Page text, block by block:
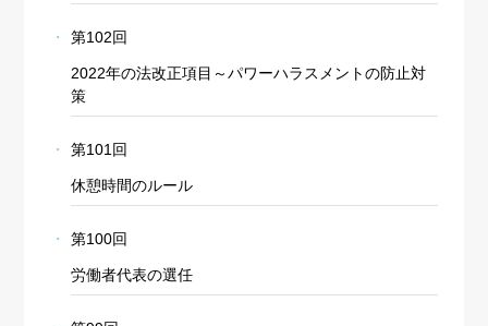
第102回
2022年の法改正項目～パワーハラスメントの防止対
策
第101回
休憩時間のルール
第100回
労働者代表の選任